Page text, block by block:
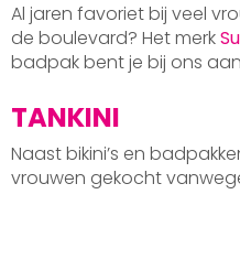
Al jaren favoriet bij veel
de boulevard? Het merk
badpak bent je bij ons
TANKINI
Naast bikini’s en
vrouwen gekocht